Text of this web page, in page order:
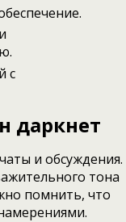
с
даркнет
и обсуждения.
тона
помнить, что